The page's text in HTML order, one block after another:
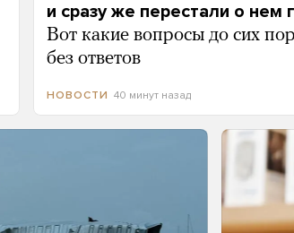
и сразу же перестали о нем
Вот какие вопросы до сих
без ответов
НОВОСТИ 40 минут назад